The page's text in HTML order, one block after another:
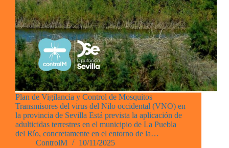
Plan de Vigilancia y Control de Mosquitos
Transmisores del virus del Nilo occidental (VNO) en
la provincia de Sevilla Está prevista la aplicación de
adulticidas terrestres en el municipio de La Puebla
del Río, concretamente en el entorno de la…
ControlM
10/11/2025